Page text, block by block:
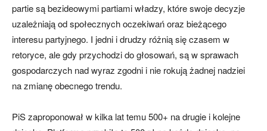
partie są bezideowymi partiami władzy, które swoje decyzje
uzależniają od społecznych oczekiwań oraz bieżącego
interesu partyjnego. I jedni i drudzy różnią się czasem w
retoryce, ale gdy przychodzi do głosowań, są w sprawach
gospodarczych nad wyraz zgodni i nie rokują żadnej nadziei
na zmianę obecnego trendu.
PiS zaproponował w kilka lat temu 500+ na drugie i kolejne